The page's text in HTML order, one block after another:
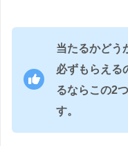
当たるかどう
必ずもらえる
るならこの2
す。